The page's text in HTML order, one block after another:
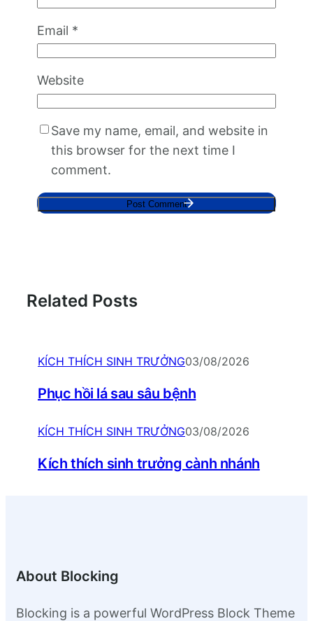
Email *
Website
Save my name, email, and website in
this browser for the next time I
comment.
Related Posts
KÍCH THÍCH SINH TRƯỞNG03/08/2026
Phục hồi lá sau sâu bệnh
KÍCH THÍCH SINH TRƯỞNG03/08/2026
Kích thích sinh trưởng cành nhánh
About Blocking
Blocking is a powerful WordPress Block Theme